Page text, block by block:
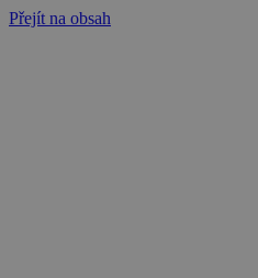
Přejít na obsah